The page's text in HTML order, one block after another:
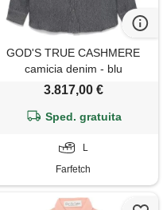
GOD'S TRUE CASHMERE
camicia denim - blu
3.817,00 €
Sped. gratuita
L
Farfetch